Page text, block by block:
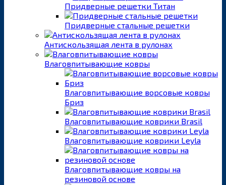
Придверные решетки Титан
Придверные стальные решетки
Антискользящая лента в рулонах
Влаговпитывающие ковры
Влаговпитывающие ворсовые ковры
Бриз
Влаговпитывающие коврики Brasil
Влаговпитывающие коврики Leyla
Влаговпитывающие ковры на
резиновой основе